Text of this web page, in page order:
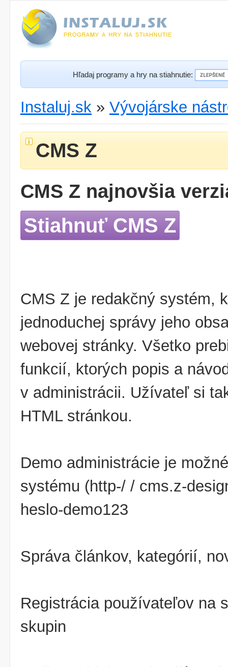
Hľadaj programy a hry na stiahnutie:
Instaluj.sk » Vývojárske
CMS Z
CMS Z najnovšia
Stiahnuť CMS Z
CMS Z je redakčný systém,
jednoduchej správy jeho
webovej stránky. Všetko
funkcií, ktorých popis a
v administrácii. Užívateľ si
HTML stránkou.
Demo administrácie je
systému (http-/ / cms.z-
heslo-demo123
Správa článkov, kategórií,
Registrácia používateľov na
skupin